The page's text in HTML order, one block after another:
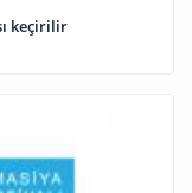
keçirilir